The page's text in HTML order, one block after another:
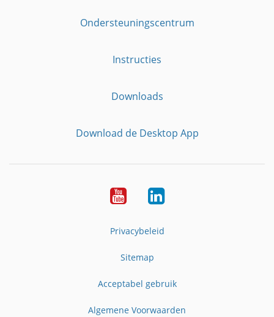
Ondersteuningscentrum
Instructies
Downloads
Download de Desktop App
YouTubeLinkedIn
Privacybeleid
Sitemap
Acceptabel gebruik
Algemene Voorwaarden